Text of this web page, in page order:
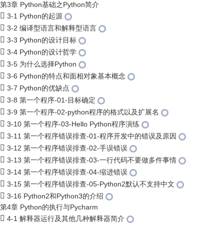
第3章 Python基础之Python简介
3-1 Python的起源
3-2 编译型语言和解释型语言
3-3 Python的设计目标
3-4 Python的设计哲学
3-5 为什么选择Python
3-6 Python的特点和面相对象基本概念
3-7 Python的优缺点
3-8 第一个程序-01-目标确定
3-9 第一个程序-02-python程序的格式以及扩展名
3-10 第一个程序-03-Hello Python程序演练
3-11 第一个程序错误排查-01-程序开发中的错误及原因
3-12 第一个程序错误排查-02-手误错误
3-13 第一个程序错误排查-03-一行代码不要做多件事情
3-14 第一个程序错误排查-04-缩进错误
3-15 第一个程序错误排查-05-Python2默认不支持中文
3-16 Python2和Python3的介绍
第4章 Python的执行与Pycharm
4-1 解释器运行及其他几种解释器简介